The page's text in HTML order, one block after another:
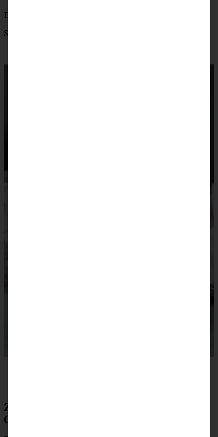
Erdbeeren
Sahne nach Belieben
Zubereitung No-bake Strawberry-
Cheesecake mit OREO-Boden